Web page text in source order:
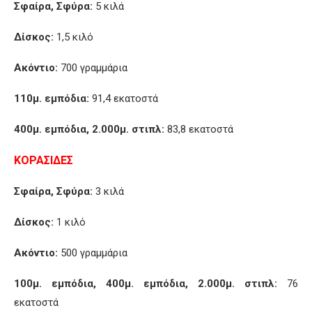
Σφαίρα, Σφύρα: 5 κιλά
Δίσκος: 1,5 κιλό
Ακόντιο: 700 γραμμάρια
110μ. εμπόδια: 91,4 εκατοστά
400μ. εμπόδια, 2.000μ. στιπλ: 83,8 εκατοστά
ΚΟΡΑΣΙΔΕΣ
Σφαίρα, Σφύρα: 3 κιλά
Δίσκος: 1 κιλό
Ακόντιο: 500 γραμμάρια
100μ. εμπόδια, 400μ. εμπόδια, 2.000μ. στιπλ: 76
εκατοστά